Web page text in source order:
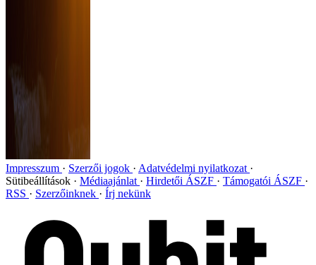
Impresszum Szerzői jogok
Adatvédelmi nyilatkozat
Sütibeállítások
Médiaajánlat Hirdetői ÁSZF
Támogatói ÁSZF
RSS
Szerzőinknek Írj nekünk